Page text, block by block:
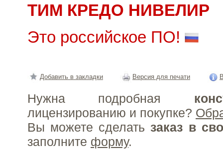
ТИМ КРЕДО НИВЕЛИР
Это российское ПО!
Добавить в закладки Версия для печати
Нужна подробная
лицензированию и покупке?
Вы можете сделать заказ в
заполните форму.